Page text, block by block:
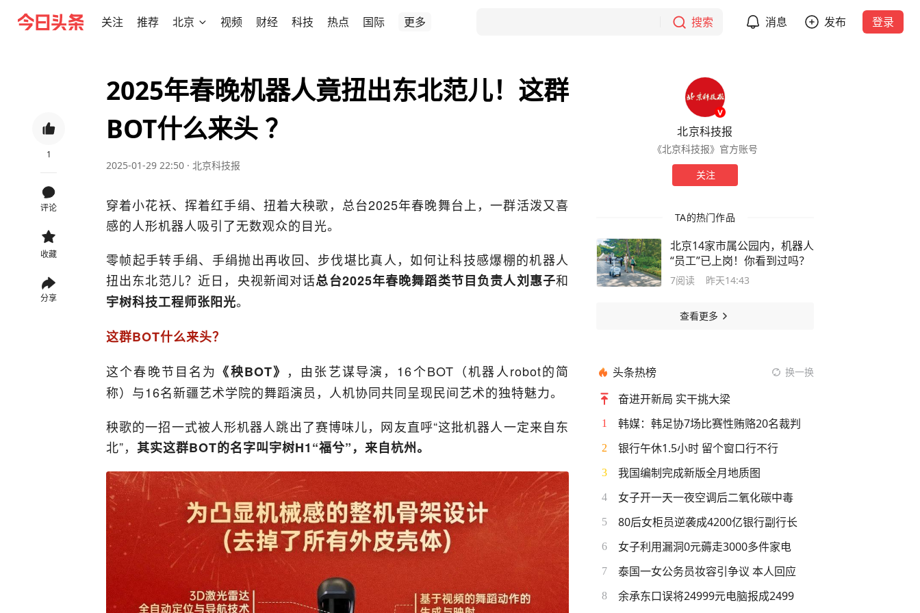
关注 推荐 北京 视频 财经 科技 热点 国际 更多 搜索 消息 发布 登录
1
评论
收藏
分享
2025年春晚机器人竟扭出东北范儿！这群
BOT什么来头 ？
2025-01-29 22:50 · 北京科技报
穿着小花袄、挥着红手绢、扭着大秧歌，总台2025年春晚舞台上，一群活泼又喜
感的人形机器人吸引了无数观众的目光。
零帧起手转手绢、手绢抛出再收回、步伐堪比真人，如何让科技感爆棚的机器人
扭出东北范儿？近日，央视新闻对话总台2025年春晚舞蹈类节目负责人刘惠子和
宇树科技工程师张阳光。
这群BOT什么来头？
这个春晚节目名为 《秧BOT》 ，由张艺谋导演，16个BOT（机器人robot的简
称）与16名新疆艺术学院的舞蹈演员，人机协同共同呈现民间艺术的独特魅力。
秧歌的一招一式被人形机器人跳出了赛博味儿，网友直呼“这批机器人一定来自东
北”， 其实这群BOT的名字叫宇树H1“福兮”，来自杭州。
北京科技报
《北京科技报》官方账号
关注
TA的热门作品
北京14家市属公园内，机器人
“员工”已上岗！你看到过吗？
7阅读 昨天14:43
查看更多
头条热榜 换一换
奋进开新局 实干挑大梁
1 韩媒：韩足协7场比赛性贿赂20名裁判
2 银行午休1.5小时 留个窗口行不行
3 我国编制完成新版全月地质图
4 女子开一天一夜空调后二氧化碳中毒
5 80后女柜员逆袭成4200亿银行副行长
6 女子利用漏洞0元薅走3000多件家电
7 泰国一女公务员妆容引争议 本人回应
8 余承东口误将24999元电脑报成2499